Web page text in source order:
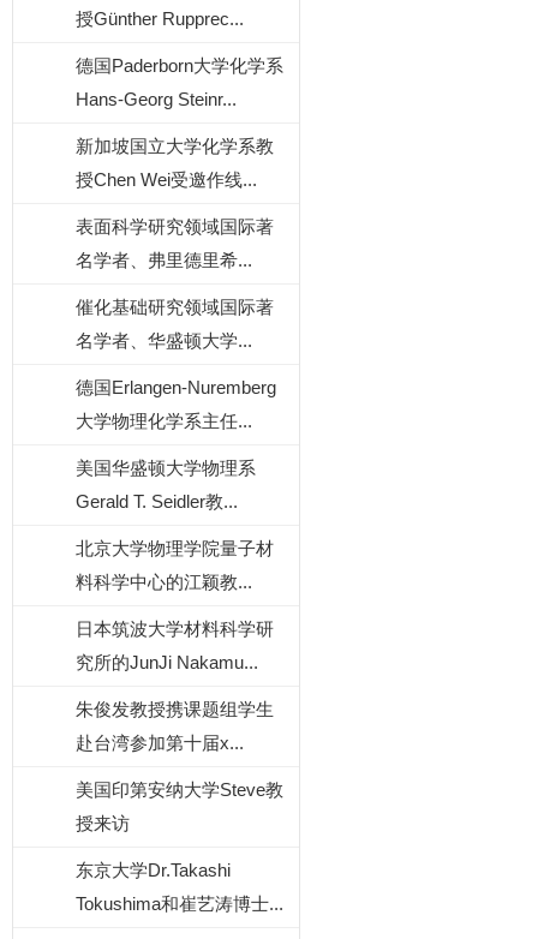
授Günther Rupprec...
德国Paderborn大学化学系
Hans-Georg Steinr...
新加坡国立大学化学系教
授Chen Wei受邀作线...
表面科学研究领域国际著
名学者、弗里德里希...
催化基础研究领域国际著
名学者、华盛顿大学...
德国Erlangen-Nuremberg
大学物理化学系主任...
美国华盛顿大学物理系
Gerald T. Seidler教...
北京大学物理学院量子材
料科学中心的江颖教...
日本筑波大学材料科学研
究所的JunJi Nakamu...
朱俊发教授携课题组学生
赴台湾参加第十届x...
美国印第安纳大学Steve教
授来访
东京大学Dr.Takashi
Tokushima和崔艺涛博士...